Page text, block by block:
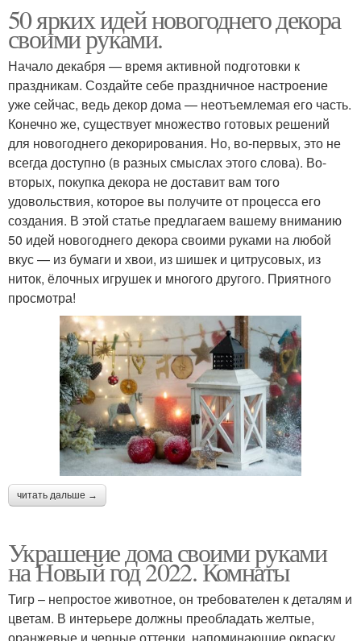
50 ярких идей новогоднего декора
своими руками.
Начало декабря — время активной подготовки к
праздникам. Создайте себе праздничное настроение
уже сейчас, ведь декор дома — неотъемлемая его часть.
Конечно же, существует множество готовых решений
для новогоднего декорирования. Но, во-первых, это не
всегда доступно (в разных смыслах этого слова). Во-
вторых, покупка декора не доставит вам того
удовольствия, которое вы получите от процесса его
создания. В этой статье предлагаем вашему вниманию
50 идей новогоднего декора своими руками на любой
вкус — из бумаги и хвои, из шишек и цитрусовых, из
ниток, ёлочных игрушек и многого другого. Приятного
просмотра!
читать дальше →
Украшение дома своими руками
на Новый год 2022. Комнаты
Тигр – непростое животное, он требователен к деталям и
цветам. В интерьере должны преобладать желтые,